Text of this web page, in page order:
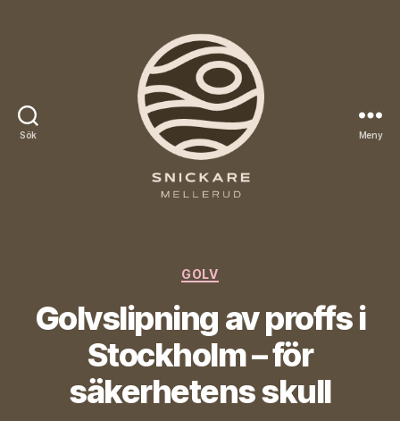
Sök Meny
Kategorier
GOLV
Golvslipning av proffs i
Stockholm – för
säkerhetens skull